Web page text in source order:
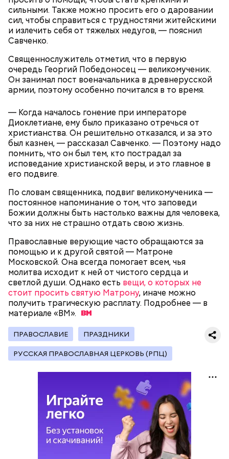
сильными. Также можно просить его о даровании
сил, чтобы справиться с трудностями житейскими
и излечить себя от тяжелых недугов, — пояснил
Савченко.
Священнослужитель отметил, что в первую
очередь Георгий Победоносец — великомученик.
Он занимал пост военачальника в древнерусской
армии, поэтому особенно почитался в то время.
— Когда началось гонение при императоре
Диоклетиане, ему было приказано отречься от
христианства. Он решительно отказался, и за это
был казнен, — рассказал Савченко. — Поэтому надо
помнить, что он был тем, кто пострадал за
исповедание христианской веры, и это главное в
его подвиге.
По словам священника, подвиг великомученика —
постоянное напоминание о том, что заповеди
Божии должны быть настолько важны для человека,
что за них не страшно отдать свою жизнь.
Православные верующие часто обращаются за
помощью и к другой святой — Матроне
Московской. Она всегда помогает всем, чья
молитва исходит к ней от чистого сердца и
светлой души. Однако есть вещи, о которых не
стоит просить святую Матрону, иначе можно
получить трагическую расплату. Подробнее — в
материале «ВМ».
ПРАВОСЛАВИЕ ПРАЗДНИКИ
РУССКАЯ ПРАВОСЛАВНАЯ ЦЕРКОВЬ (РПЦ)
Кроме того, в лисичках содержится эргостерол
Поляков предупредил: не стоит собирать грибы у
обочин дорог или рядом с промышленными
предприятиями, так как они могут накапливать в
себе токсические вещества.
Вернет молодость и снизит
воспаление: диетолог Писарева
рассказала о пользе черники
— Лисички можно употреблять в различном виде:
жареном, вареном, тушеном, сушеном и соленом.
Однако с точки зрения пользы лучше отдать
предпочтение маринованным, соленым и тушеным
вариациям, — посоветовал эндокринолог.
рядом, «Вечерней Москве» рассказал эксперт по
грибам Дмитрий Тихомиров.
— Может пробить заряд на человека. Нужно вести
зверя, затаиться, — добавил академик.
активность Эль-Ниньо может
отразиться на предстоящем лете
в России
По его словам, молния может распасться, улететь
или просто погаснуть. Однако есть риск, что она
может и взорваться.
тот будет следовать за ним до тех пор, пока не
угаснет, — объяснил Бычков. — Но чаще всего они
не взрываются. Это редкий случай. Обычно энергия
у них кончается и они затухают.
Одним из запоминающихся событий того периода
для Макеева стал футбольный матч между
киевским «Динамо» и мадридским «Атлетико»,
который состоялся 3 мая в Киеве. Полк Макеева жил
в палатках в лесу около Варовичей, в 12 километрах
от Припяти. А солдатам очень хотелось увидеть
трансляцию матча. Макеев поехал к секретарю
партийной организации колхоза и попросил
одолжить телевизор.
— Электричества нет. Но есть электростанция. И
секретарь партийной организации сжалился и
выделил нам цветной телевизор. И мы вечером
смогли посмотреть матч, — вспоминает он.